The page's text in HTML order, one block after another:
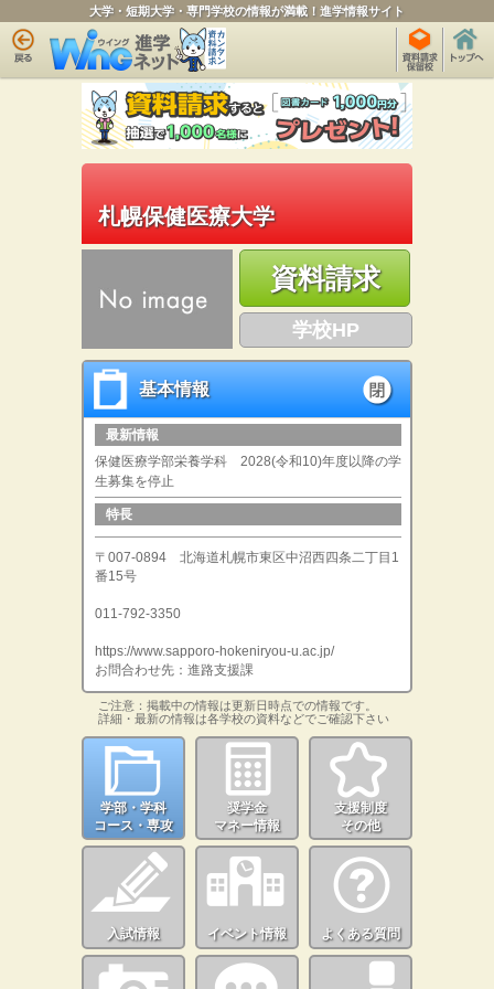
大学・短期大学・専門学校の情報が満載！進学情報サイト
札幌保健医療大学
資料請求
学校HP
基本情報
基本情報
最新情報
保健医療学部栄養学科 2028(令和10)年度以降の学
生募集を停止
特長
〒007-0894 北海道札幌市東区中沼西四条二丁目1
番15号
011-792-3350
https://www.sapporo-hokeniryou-u.ac.jp/
お問合わせ先：進路支援課
ご注意：掲載中の情報は更新日時点での情報です。
詳細・最新の情報は各学校の資料などでご確認下さい
学部・学科
コース・専攻
奨学金
マネー情報
支援制度
その他
入試情報 イベント情報 よくある質問